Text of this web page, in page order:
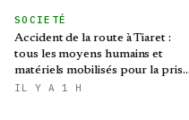
SOCIETÉ
Accident de la route à Tiaret :
tous les moyens humains et
matériels mobilisés pour la prise
en charge des blessés
IL Y A 1 H